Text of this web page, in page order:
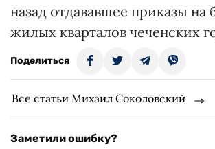
назад отдававшее приказы
жилых кварталов чеченских
Поделиться
Все статьи Михаил Соколовский
Заметили ошибку?